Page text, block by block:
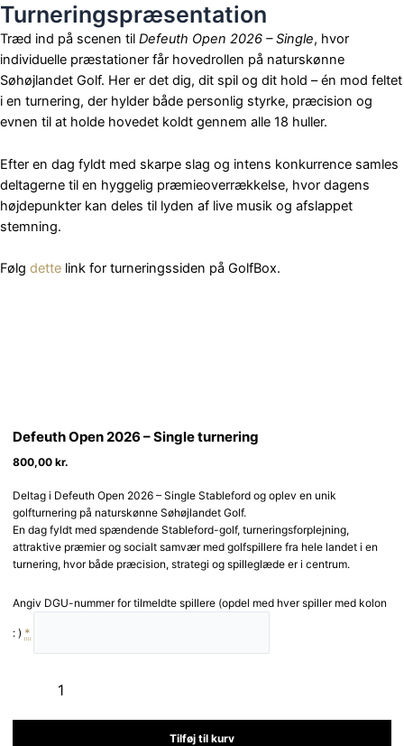
Turneringspræsentation
Træd ind på scenen til Defeuth Open 2026 – Single, hvor
individuelle præstationer får hovedrollen på naturskønne
Søhøjlandet Golf. Her er det dig, dit spil og dit hold – én mod feltet
i en turnering, der hylder både personlig styrke, præcision og
evnen til at holde hovedet koldt gennem alle 18 huller.
Efter en dag fyldt med skarpe slag og intens konkurrence samles
deltagerne til en hyggelig præmieoverrækkelse, hvor dagens
højdepunkter kan deles til lyden af live musik og afslappet
stemning.
Følg dette link for turneringssiden på GolfBox.
Defeuth Open 2026 – Single turnering
800,00 kr.
Deltag i Defeuth Open 2026 – Single Stableford og oplev en unik
golfturnering på naturskønne Søhøjlandet Golf.
En dag fyldt med spændende Stableford-golf, turneringsforplejning,
attraktive præmier og socialt samvær med golfspillere fra hele landet i en
turnering, hvor både præcision, strategi og spilleglæde er i centrum.
Angiv DGU-nummer for tilmeldte spillere (opdel med hver spiller med kolon
: ) *
2026
Tilføj til kurv